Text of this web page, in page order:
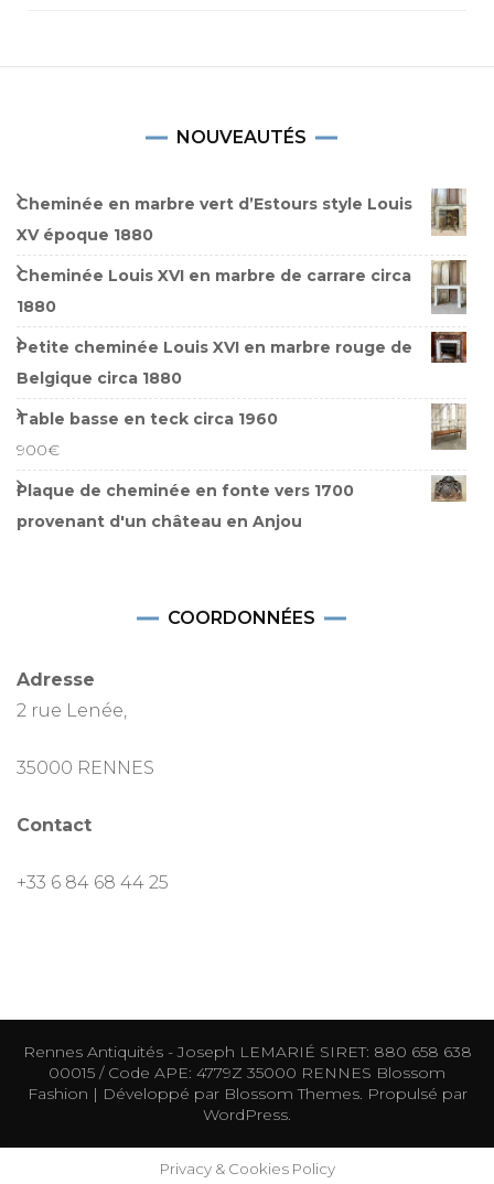
NOUVEAUTÉS
Cheminée en marbre vert d’Estours style Louis
XV époque 1880
Cheminée Louis XVI en marbre de carrare circa
1880
Petite cheminée Louis XVI en marbre rouge de
Belgique circa 1880
Table basse en teck circa 1960
900€
Plaque de cheminée en fonte vers 1700
provenant d'un château en Anjou
COORDONNÉES
Adresse
2 rue Lenée,
35000 RENNES
Contact
+33 6 84 68 44 25
Rennes Antiquités - Joseph LEMARIÉ SIRET: 880 658 638
00015 / Code APE: 4779Z 35000 RENNES Blossom
Fashion | Développé parBlossom Themes. Propulsé par
WordPress
Privacy & Cookies Policy